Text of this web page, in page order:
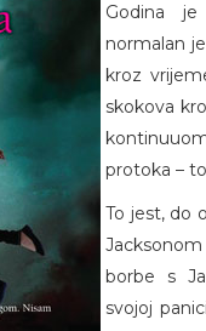
Godina je
normalan
kroz
skokova
protoka –
To jest, do
borbe s
svojoj